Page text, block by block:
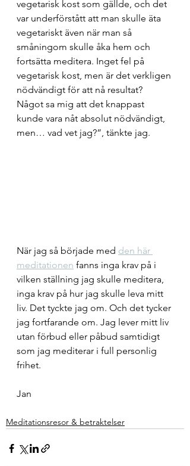
vegetarisk kost som gällde, och det
var underförstått att man skulle äta
vegetariskt även när man så
småningom skulle åka hem och
fortsätta meditera. Inget fel på
vegetarisk kost, men är det verkligen
nödvändigt för att nå resultat?
Något sa mig att det knappast
kunde vara nåt absolut nödvändigt,
men… vad vet jag?”, tänkte jag.
När jag så började med den här
meditationen fanns inga krav på i
vilken ställning jag skulle meditera,
inga krav på hur jag skulle leva mitt
liv. Det tyckte jag om. Och det tycker
jag fortfarande om. Jag lever mitt liv
utan förbud eller påbud samtidigt
som jag mediterar i full personlig
frihet.
Jan
Meditationsresor & betraktelser